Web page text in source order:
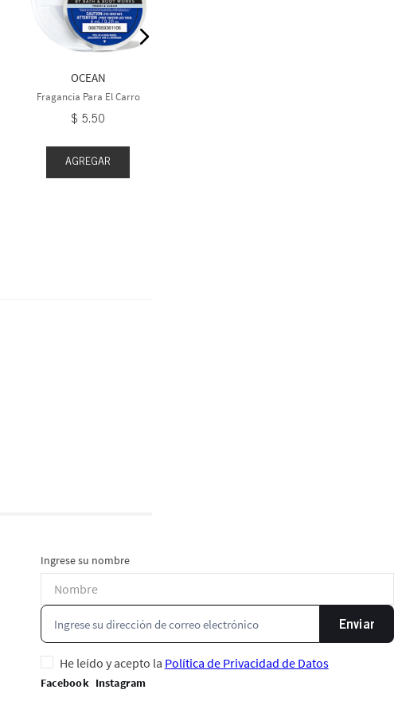
OCEAN
Fragancia Para El Carro
$ 5.50
AGREGAR
Ingrese su nombre
Enviar
He leído y acepto la Política de Privacidad de Datos